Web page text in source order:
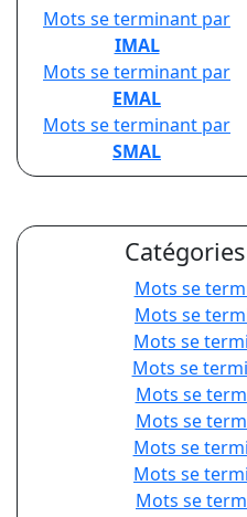
Mots se terminant par
IMAL
Mots se terminant par
EMAL
Mots se terminant par
SMAL
Mots se
Mots se
Mots se
Mots se
Mots se
Mots se
Mots se
Mots se
Mots se